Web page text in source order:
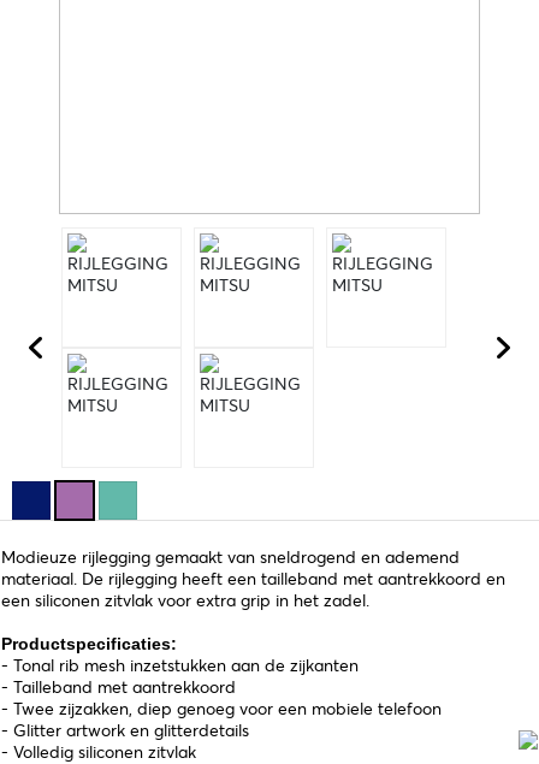
Modieuze rijlegging gemaakt van sneldrogend en ademend
materiaal. De rijlegging heeft een tailleband met aantrekkoord en
een siliconen zitvlak voor extra grip in het zadel.
Productspecificaties:
- Tonal rib mesh inzetstukken aan de zijkanten
- Tailleband met aantrekkoord
- Twee zijzakken, diep genoeg voor een mobiele telefoon
- Glitter artwork en glitterdetails
- Volledig siliconen zitvlak